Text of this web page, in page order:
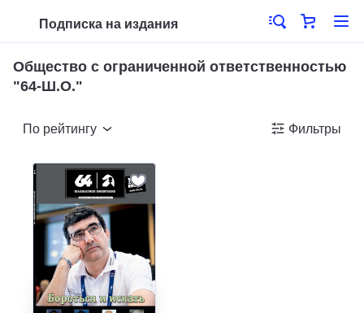
Подписка на издания
Общество с ограниченной ответственностью
"64-Ш.О."
По рейтингу Фильтры